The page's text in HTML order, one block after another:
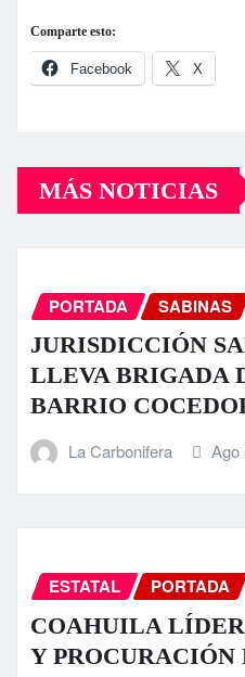
Comparte esto:
Facebook X
MÁS NOTICIAS
PORTADA SABINAS
JURISDICCIÓN
LLEVA BRIGADA
BARRIO
La Carbonifera Ago
ESTATAL PORTADA
COAHUILA
Y